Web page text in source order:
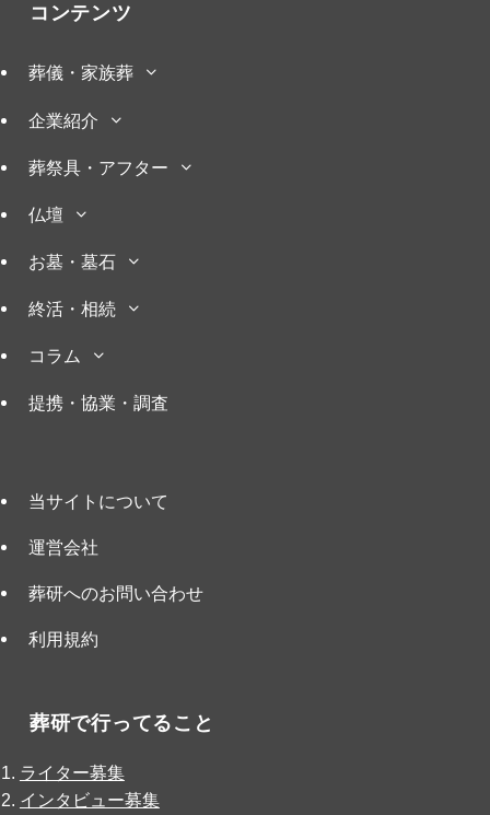
コンテンツ
葬儀・家族葬
企業紹介
葬祭具・アフター
仏壇
お墓・墓石
終活・相続
コラム
提携・協業・調査
当サイトについて
運営会社
葬研へのお問い合わせ
利用規約
葬研で行ってること
ライター募集
インタビュー募集